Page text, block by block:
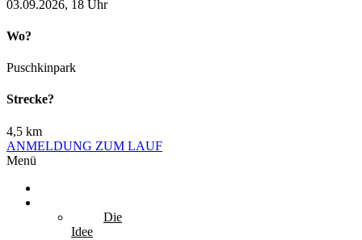
03.09.2026, 18 Uhr
Wo?
Puschkinpark
Strecke?
4,5 km
ANMELDUNG ZUM LAUF
Menü
Die
Idee